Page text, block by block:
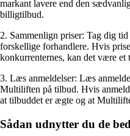
markant lavere end den
billigtilbud.
2. Sammenlign priser: Tag dig
forskellige forhandlere. Hvis
konkurrenternes, kan det være
3. Læs anmeldelser: Læs
Multiliften på tilbud. Hvis
at tilbuddet er ægte og at
Sådan udnytter du de